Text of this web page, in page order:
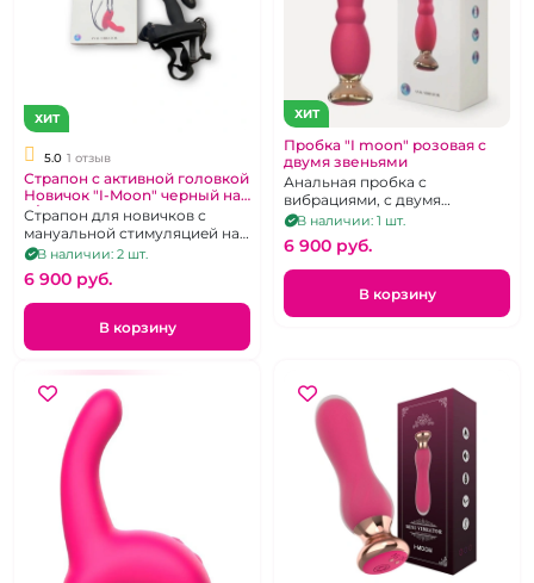
ХИТ
5.0 1 отзыв
Страпон с активной головкой
Новичок "I-Moon" черный на
д/у
Страпон для новичков с
мануальной стимуляцией на
магнитной зарядке.
В наличии: 2 шт.
6 900 pуб.
В корзину
ХИТ
Пробка "I moon" розовая с
двумя звеньями
Анальная пробка с
вибрациями, с двумя
звеньями розового цвета.
В наличии: 1 шт.
6 900 pуб.
В корзину